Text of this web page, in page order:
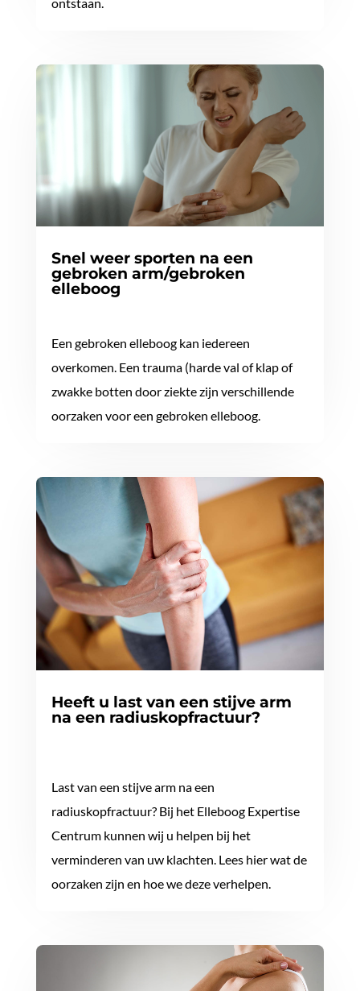
Snel weer sporten na een
gebroken arm/gebroken
elleboog
Een gebroken elleboog kan iedereen
overkomen. Een trauma (harde val of klap of
zwakke botten door ziekte zijn verschillende
oorzaken voor een gebroken elleboog.
Heeft u last van een stijve arm
na een radiuskopfractuur?
Last van een stijve arm na een
radiuskopfractuur? Bij het Elleboog Expertise
Centrum kunnen wij u helpen bij het
verminderen van uw klachten. Lees hier wat de
oorzaken zijn en hoe we deze verhelpen.